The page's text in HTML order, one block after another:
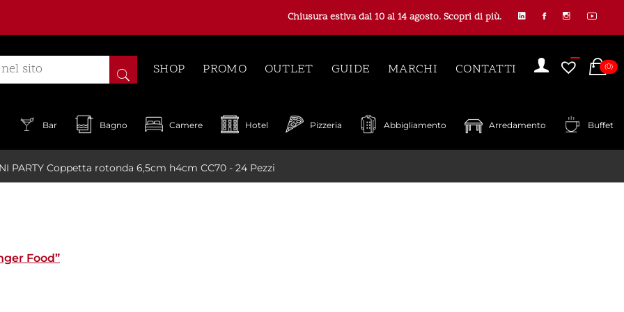
Chiusura estiva dal 10 al 14 agosto. Scopri di più.
SHOP PROMO OUTLET GUIDE MARCHI CONTATTI (0)
Bar Bagno Camere Hotel Pizzeria Abbigliamento Arredamento Buffet
PARTY Coppetta rotonda 6,5cm h4cm CC70 - 24 Pezzi
Food”